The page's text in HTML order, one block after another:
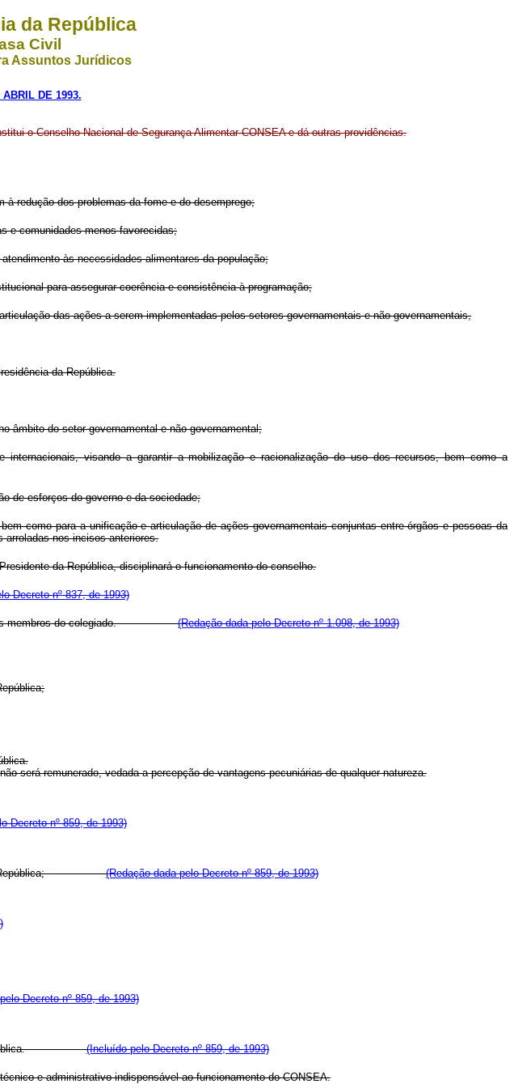
da República
Civil
Assuntos Jurídicos
ABRIL DE 1993.
o Conselho Nacional de Segurança Alimentar CONSEA e dá outras providências.
redução dos problemas da fome e do desemprego;
e comunidades menos favorecidas;
às necessidades alimentares da população;
para assegurar coerência e consistência à programação;
das ações a serem implementadas pelos setores governamentais e não-governamentais,
da República.
âmbito do setor governamental e não-governamental;
visando a garantir a mobilização e racionalização do uso dos recursos, bem como a
de esforços do governo e da sociedade;
como para a unificação e articulação de ações governamentais conjuntas entre órgãos e pessoas da
arroladas nos incisos anteriores.
da República, disciplinará o funcionamento do conselho.
Decreto nº 837, de 1993)
dentre os membros do colegiado.(Redação dada pelo Decreto nº 1.098, de 1993)
será remunerado, vedada a percepção de vantagens pecuniárias de qualquer natureza.
Decreto nº 859, de 1993)
da República;(Redação dada pelo Decreto nº 859, de 1993)
Decreto nº 859, de 1993)
da República.(Incluído pelo Decreto nº 859, de 1993)
e administrativo indispensável ao funcionamento do CONSEA.